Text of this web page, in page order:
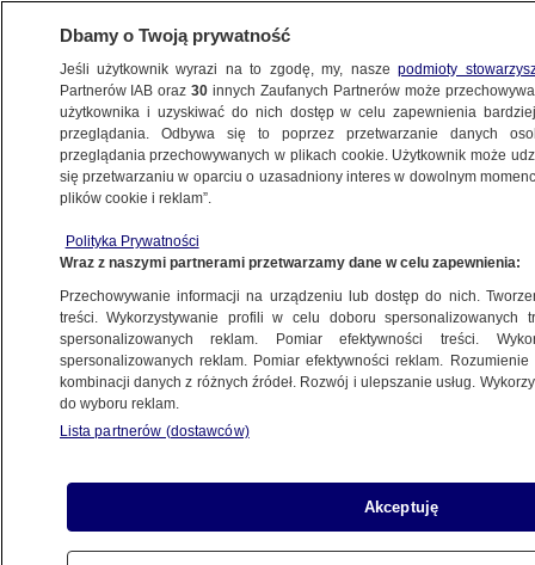
BIZNES
DLA FIRM
firm. Jak poradzić sobie z RODO i JPK?
5.09.2018, 10:00
Udostępnij
Dbamy o Twoją prywatność
Jeśli użytkownik wyrazi na to zgodę, my, naszepodmioty
Partnerów IAB oraz30 innych Zaufanych Partnerów może
użytkownika i uzyskiwać do nich dostęp w celu zapewnienia
przeglądania. Odbywa się to poprzez przetwarzanie danych
przeglądania przechowywanych w plikach cookie. Użytkownik może
się przetwarzaniu w oparciu o uzasadniony interes w dowolnym
plików cookie i reklam”.
Polityka Prywatności
Wraz z naszymi partnerami przetwarzamy dane w celu zapewnienia:
Przechowywanie informacji na urządzeniu lub dostęp do nich.
treści. Wykorzystywanie profili w celu doboru spersonalizowanych
spersonalizowanych reklam. Pomiar efektywności treści.
spersonalizowanych reklam. Pomiar efektywności reklam.
kombinacji danych z różnych źródeł. Rozwój i ulepszanie usług.
do wyboru reklam.
Lista partnerów (dostawców)
Akceptuję